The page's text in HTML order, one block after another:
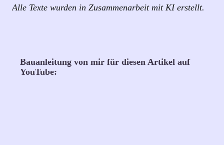
Alle Texte wurden in Zusammenarbeit mit KI erstellt.
Bauanleitung von mir für diesen Artikel auf
YouTube: